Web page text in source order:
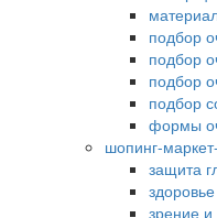
подбор
подбор
подбор
подбор
формы
шопинг-
защита
зрение и